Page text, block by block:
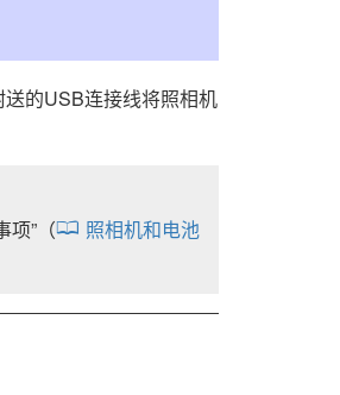
的USB连接线将照相机
项”（
照相机和电池